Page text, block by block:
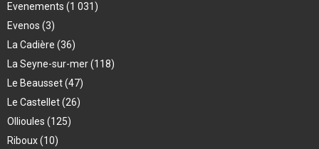
Evenements (1 031)
Evenos (3)
La Cadière (36)
La Seyne-sur-mer(118)
Le Beausset(47)
Le Castellet(26)
Ollioules (125)
Riboux(10)